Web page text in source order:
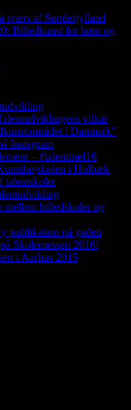
tværs af Sønderjylland
Billedkunst for børn og
vilkår
i Danmark”
Instagram
– #talenttræf16
i Holbæk
mellem billedskoler og
publikation på gaden
Skolemessen 2016!
i Aarhus 2015